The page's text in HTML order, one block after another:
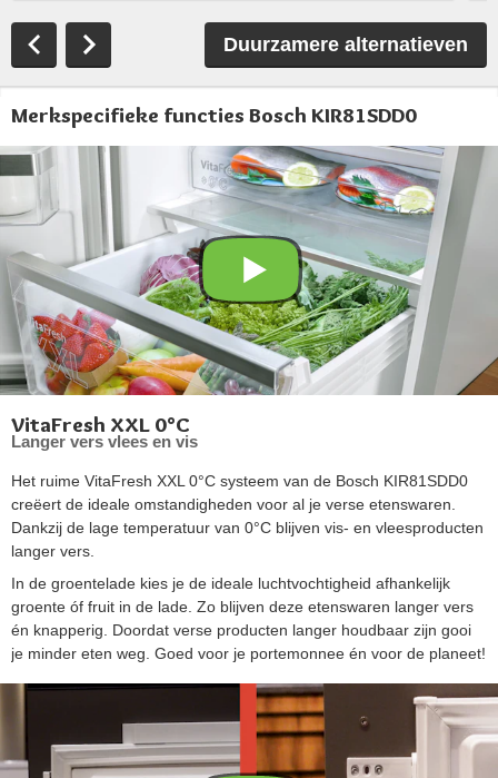
Duurzamere alternatieven
Merkspecifieke functies Bosch KIR81SDD0
VitaFresh XXL 0°C
Langer vers vlees en vis
Het ruime VitaFresh XXL 0°C systeem van de Bosch KIR81SDD0
creëert de ideale omstandigheden voor al je verse etenswaren.
Dankzij de lage temperatuur van 0°C blijven vis- en vleesproducten
langer vers.
In de groentelade kies je de ideale luchtvochtigheid afhankelijk
groente óf fruit in de lade. Zo blijven deze etenswaren langer vers
én knapperig. Doordat verse producten langer houdbaar zijn gooi
je minder eten weg. Goed voor je portemonnee én voor de planeet!